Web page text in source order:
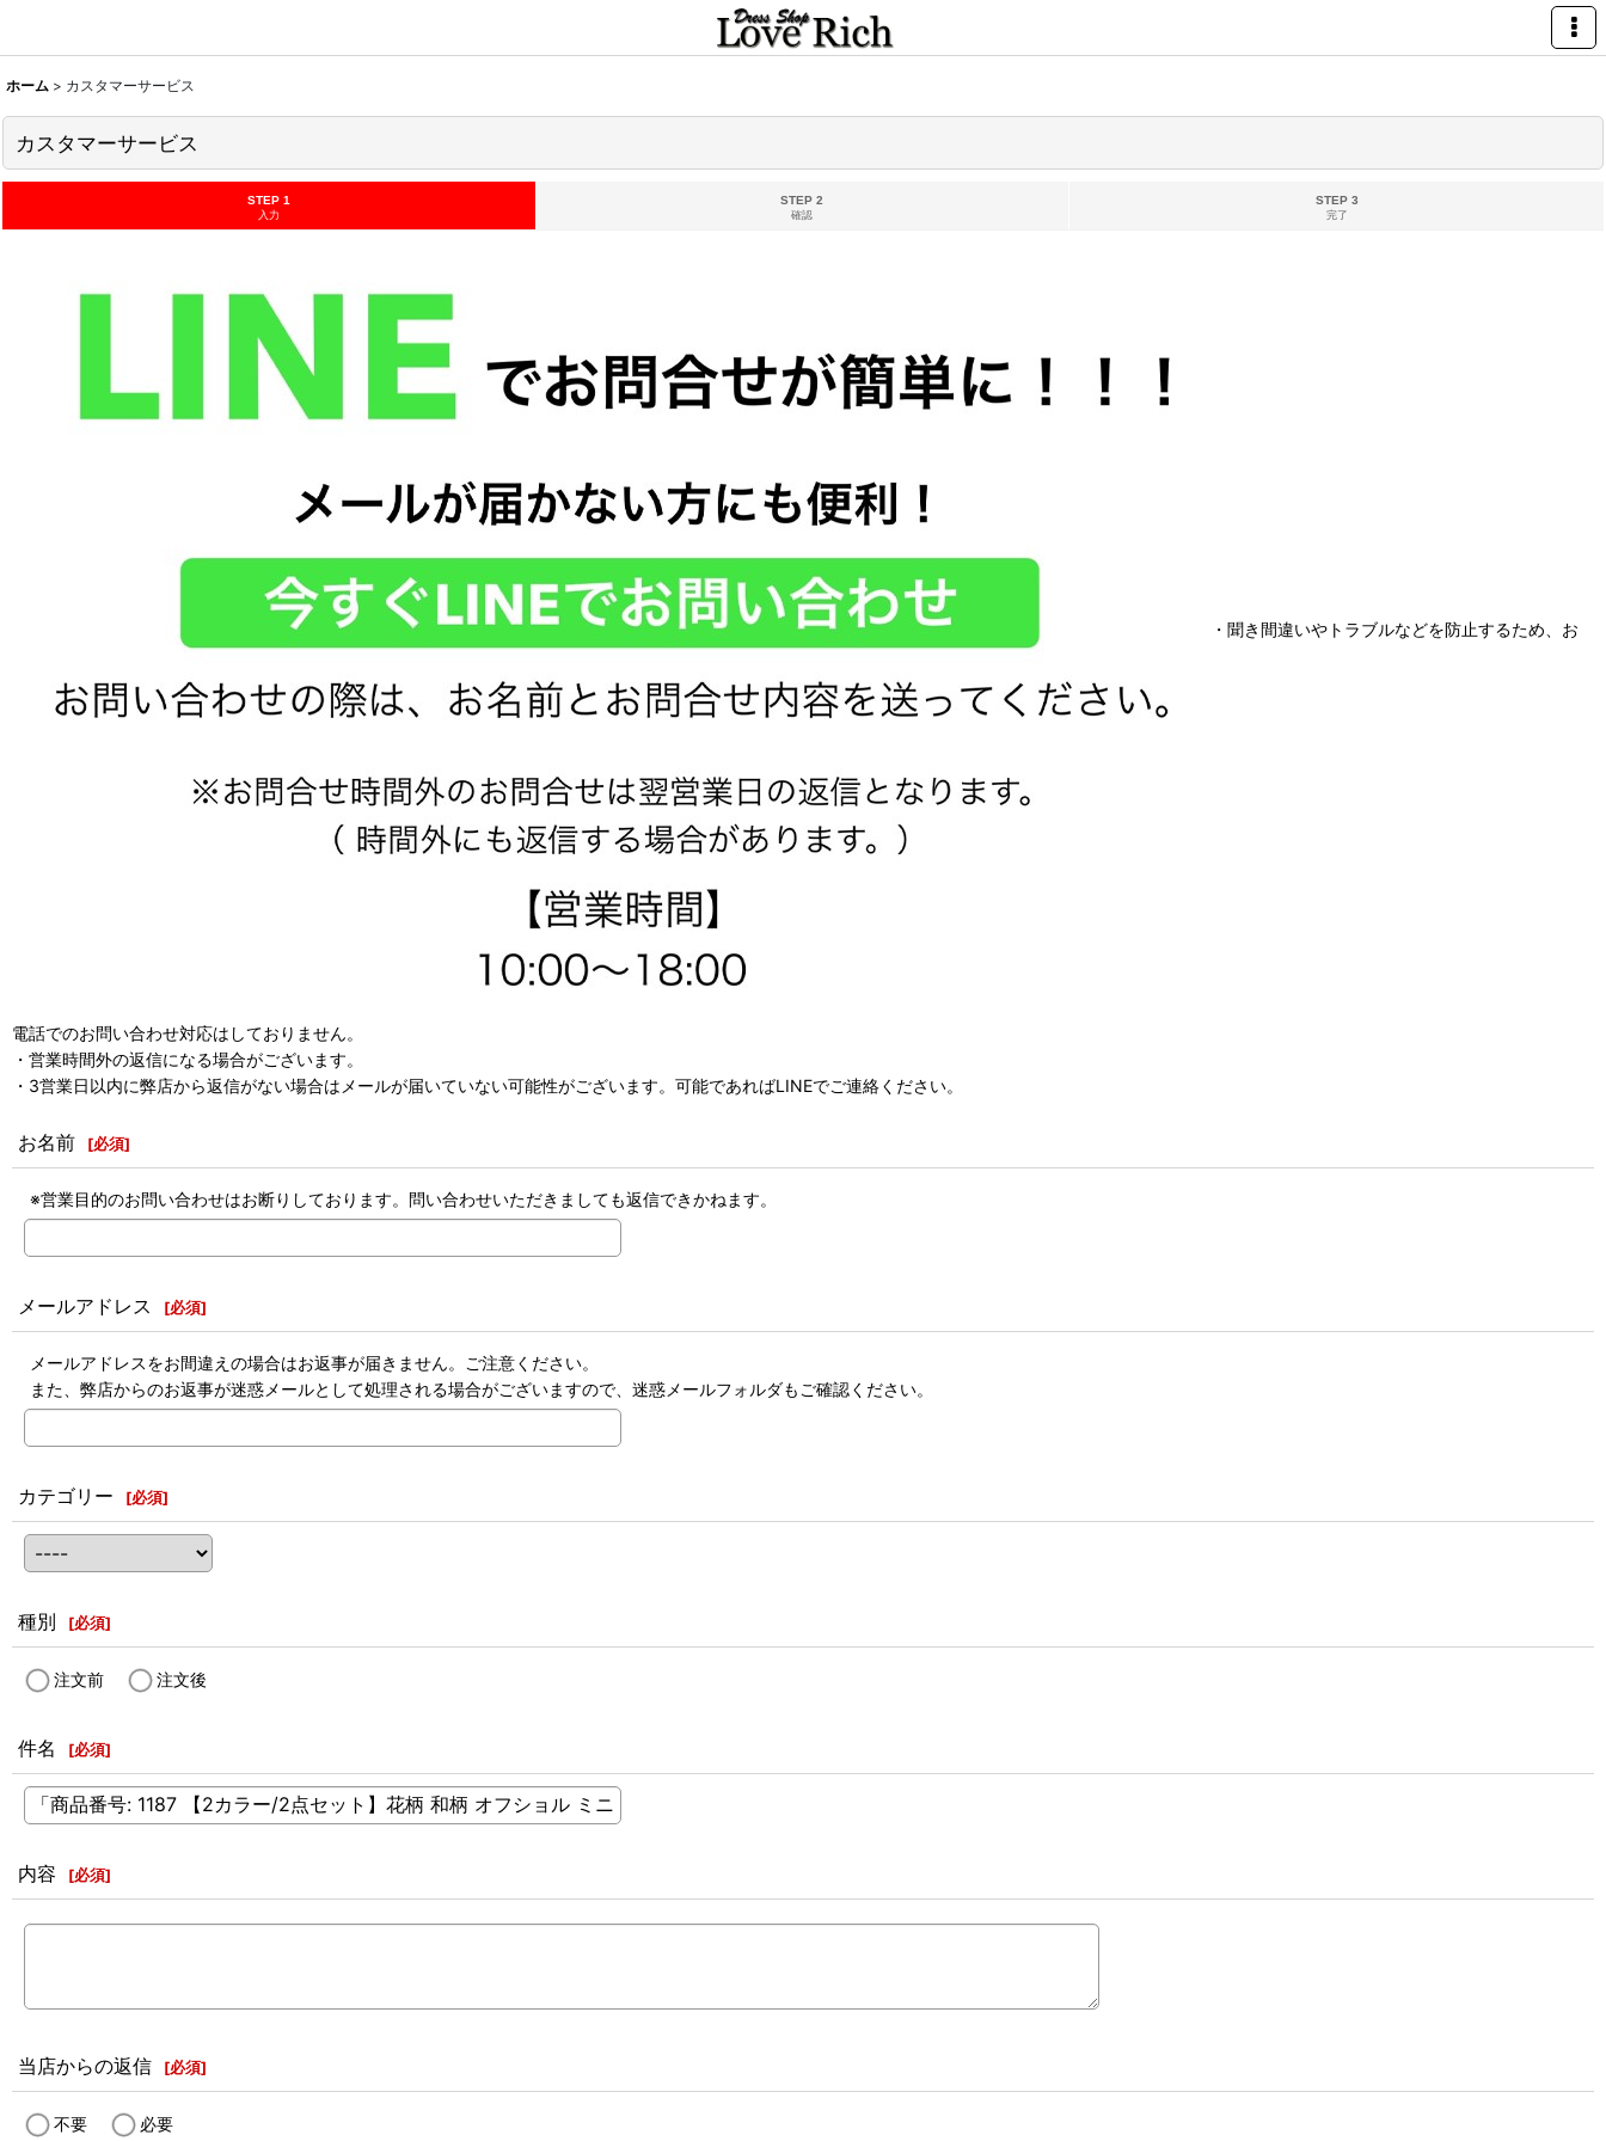
ホーム > カスタマーサービス
カスタマーサービス
STEP 1
入力
STEP 2
確認
STEP 3
完了
・聞き間違いやトラブルなどを防止するため、お
電話でのお問い合わせ対応はしておりません。
・営業時間外の返信になる場合がございます。
・3営業日以内に弊店から返信がない場合はメールが届いていない可能性がございます。可能であればLINEでご連絡ください。
お名前 [必須]
※営業目的のお問い合わせはお断りしております。問い合わせいただきましても返信できかねます。
メールアドレス [必須]
メールアドレスをお間違えの場合はお返事が届きません。ご注意ください。
また、弊店からのお返事が迷惑メールとして処理される場合がございますので、迷惑メールフォルダもご確認ください。
カテゴリー [必須]
種別 [必須]
注文前 注文後
件名 [必須]
内容 [必須]
当店からの返信 [必須]
不要 必要